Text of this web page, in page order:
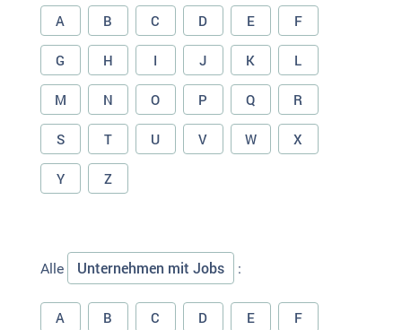
A B C D E F
G H I J K L
M N O P Q R
S T U V W X
Y Z
Alle Unternehmen mit Jobs :
A B C D E F